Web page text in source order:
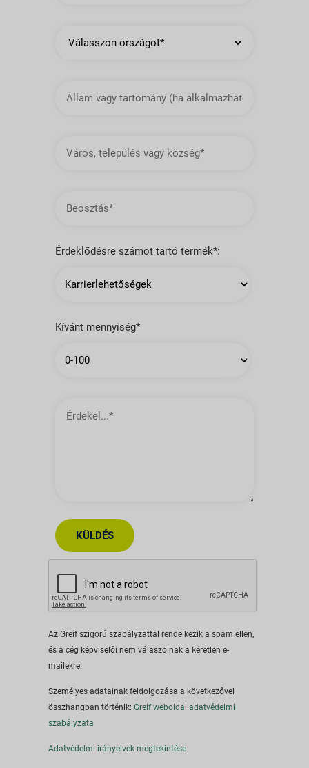
vagy
tartomány
település
vagy
Érdeklődésre számot tartó termék*:
Kívánt mennyiség*
KÜLDÉS
Az Greif szigorú szabályzattal rendelkezik a spam ellen,
és a cég képviselői nem válaszolnak a kéretlen e-
mailekre.
Személyes adatainak feldolgozása a következővel
összhangban történik: Greif weboldal adatvédelmi
szabályzata
Adatvédelmi irányelvek megtekintése